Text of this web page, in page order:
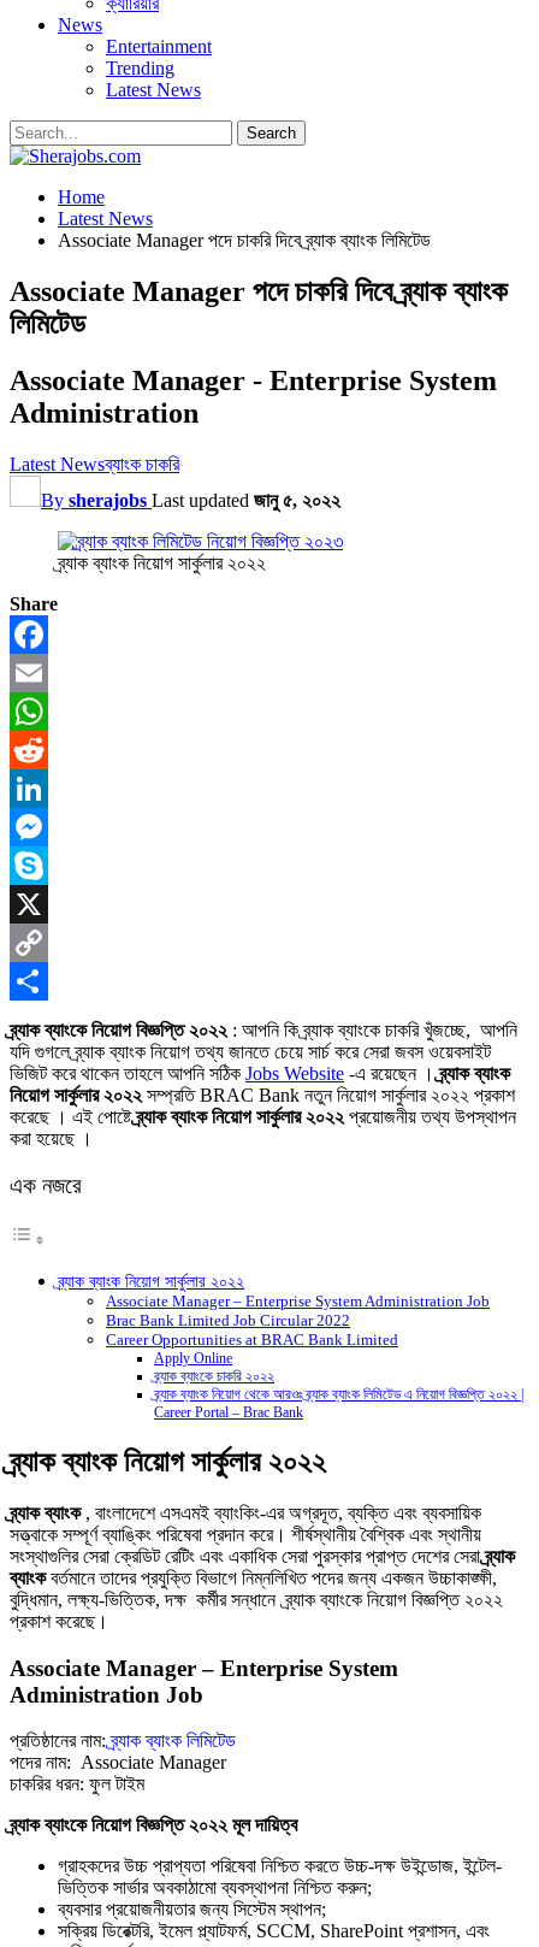
News
Entertainment
Trending
Latest News
Home
Latest News
Associate Manager পদে চাকরি দিবে ব্র্যাক ব্যাংক লিমিটেড
Associate Manager পদে চাকরি দিবে ব্র্যাক ব্যাংক
লিমিটেড
Associate Manager - Enterprise System
Administration
Latest Newsব্যাংক চাকরি
By sherajobs Last updated জানু ৫, ২০২২
ব্র্যাক ব্যাংক নিয়োগ সার্কুলার ২০২২
Share
Facebook
Email
WhatsApp
Reddit
LinkedIn
Messenger
Skype
X
Copy
Link
Share
ব্র্যাক ব্যাংকে নিয়োগ বিজ্ঞপ্তি ২০২২ : আপনি কি ব্র্যাক ব্যাংকে চাকরি খুঁজচ্ছে, আপনি
যদি গুগলে ব্র্যাক ব্যাংক নিয়োগ তথ্য জানতে চেয়ে সার্চ করে সেরা জবস ওয়েবসাইট
ভিজিট করে থাকেন তাহলে আপনি সঠিক Jobs Website -এ রয়েছেন ।ব্র্যাক ব্যাংক
নিয়োগ সার্কুলার ২০২২ সম্প্রতি BRAC Bank নতুন নিয়োগ সার্কুলার ২০২২ প্রকাশ
করেছে । এই পোষ্টেব্র্যাক ব্যাংক নিয়োগ সার্কুলার ২০২২ প্রয়োজনীয় তথ্য উপস্থাপন
করা হয়েছে ।
এক নজরে
ব্র্যাক ব্যাংক নিয়োগ সার্কুলার ২০২২
Associate Manager – Enterprise System Administration Job
Brac Bank Limited Job Circular 2022
Career Opportunities at BRAC Bank Limited
Apply Online
ব্র্যাক ব্যাংকে চাকরি ২০২২
ব্র্যাক ব্যাংক নিয়োগ থেকে আরওঃ ব্র্যাক ব্যাংক লিমিটেড এ নিয়োগ বিজ্ঞপ্তি ২০২২ |
Career Portal – Brac Bank
ব্র্যাক ব্যাংক নিয়োগ সার্কুলার ২০২২
ব্র্যাক ব্যাংক, বাংলাদেশে এসএমই ব্যাংকিং-এর অগ্রদূত, ব্যক্তি এবং ব্যবসায়িক
সত্ত্বাকে সম্পূর্ণ ব্যাঙ্কিং পরিষেবা প্রদান করে। শীর্ষস্থানীয় বৈশ্বিক এবং স্থানীয়
সংস্থাগুলির সেরা ক্রেডিট রেটিং এবং একাধিক সেরা পুরস্কার প্রাপ্ত দেশের সেরাব্র্যাক
ব্যাংকবর্তমানে তাদের প্রযুক্তি বিভাগে নিম্নলিখিত পদের জন্য একজন উচ্চাকাঙ্ক্ষী,
বুদ্ধিমান, লক্ষ্য-ভিত্তিক, দক্ষ কর্মীর সন্ধানে ব্র্যাক ব্যাংকে নিয়োগ বিজ্ঞপ্তি ২০২২
প্রকাশ করেছে।
Associate Manager – Enterprise System
Administration Job
প্রতিষ্ঠানের নাম:ব্র্যাক ব্যাংক লিমিটেড
পদের নাম: Associate Manager
চাকরির ধরন: ফুল টাইম
ব্র্যাক ব্যাংকে নিয়োগ বিজ্ঞপ্তি ২০২২ মূল দায়িত্ব
গ্রাহকদের উচ্চ প্রাপ্যতা পরিষেবা নিশ্চিত করতে উচ্চ-দক্ষ উইন্ডোজ, ইন্টেল-
ভিত্তিক সার্ভার অবকাঠামো ব্যবস্থাপনা নিশ্চিত করুন;
ব্যবসার প্রয়োজনীয়তার জন্য সিস্টেম স্থাপন;
সক্রিয় ডিরেক্টরি, ইমেল প্ল্যাটফর্ম, SCCM, SharePoint প্রশাসন, এবং